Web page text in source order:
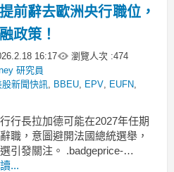
前辭去歐洲央行職位，
政策！
16:17 瀏覽人次 :474
研究員
股新聞快訊, BBEU, EPV, EUFN,
行長拉加德可能在2027年任期
職，意圖避開法國總統選舉，
引發關注。 .badgeprice-
{...